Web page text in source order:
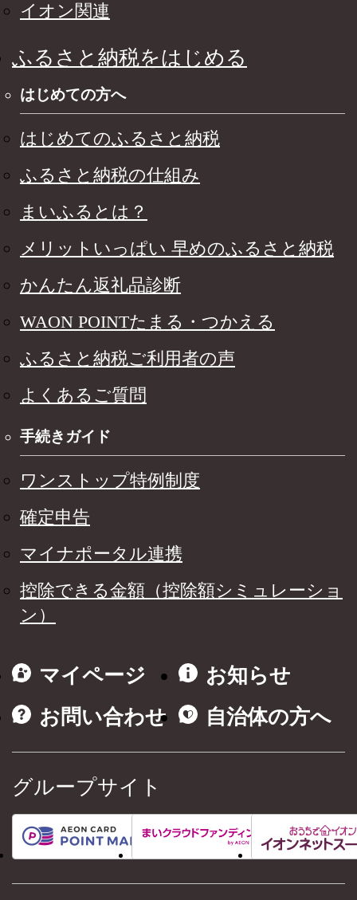
イオン関連
ふるさと納税をはじめる
はじめての方へ
はじめてのふるさと納税
ふるさと納税の仕組み
まいふるとは？
メリットいっぱい 早めのふるさと納税
かんたん返礼品診断
WAON POINTたまる・つかえる
ふるさと納税ご利用者の声
よくあるご質問
手続きガイド
ワンストップ特例制度
確定申告
マイナポータル連携
控除できる金額（控除額シミュレーショ
ン）
マイページ
お知らせ
お問い合わせ
自治体の方へ
グループサイト